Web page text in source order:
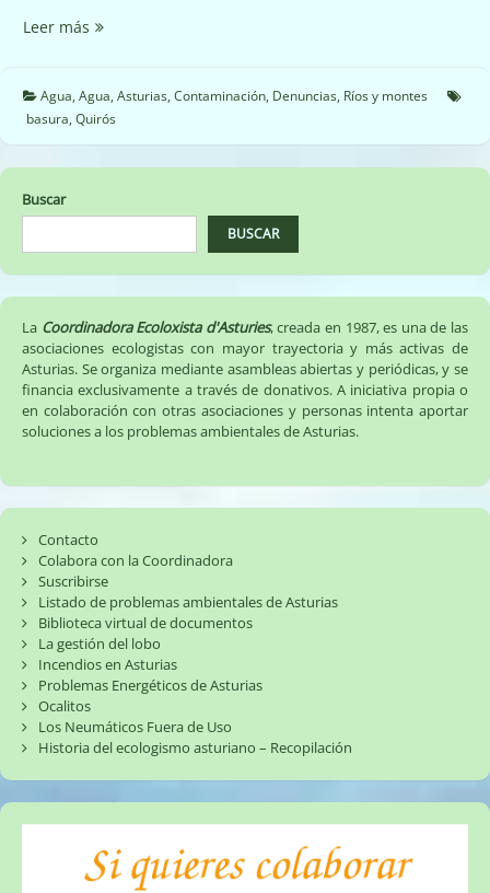
Leer más Basura
río
Quirós.
Agua, Agua, Asturias, Contaminación, Denuncias, Ríos y montes
basura, Quirós
Buscar
BUSCAR
La Coordinadora Ecoloxista d'Asturies, creada en 1987, es una de las
asociaciones ecologistas con mayor trayectoria y más activas de
Asturias. Se organiza mediante asambleas abiertas y periódicas, y se
financia exclusivamente a través de donativos. A iniciativa propia o
en colaboración con otras asociaciones y personas intenta aportar
soluciones a los problemas ambientales de Asturias.
Contacto
Colabora con la Coordinadora
Suscribirse
Listado de problemas ambientales de Asturias
Biblioteca virtual de documentos
La gestión del lobo
Incendios en Asturias
Problemas Energéticos de Asturias
Ocalitos
Los Neumáticos Fuera de Uso
Historia del ecologismo asturiano – Recopilación